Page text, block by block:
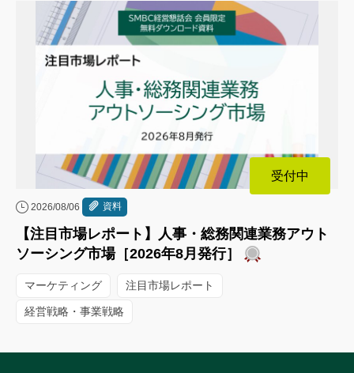
受付中
2026/08/06 資料
【注目市場レポート】人事・総務関連業務アウト
ソーシング市場［2026年8月発行］
マーケティング 注目市場レポート
経営戦略・事業戦略